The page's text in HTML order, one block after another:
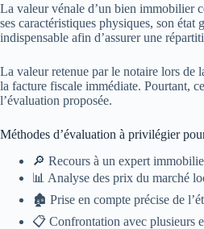
La valeur vénale d’un bien immobilier
ses caractéristiques physiques, son
indispensable afin d’assurer une
La valeur retenue par le notaire lors de
la facture fiscale immédiate. Pourtant,
l’évaluation proposée.
Méthodes d’évaluation à privilégier
🔎 Recours à un expert
📊 Analyse des prix du marché
🏚️ Prise en compte précise de
📋 Confrontation avec plusieurs